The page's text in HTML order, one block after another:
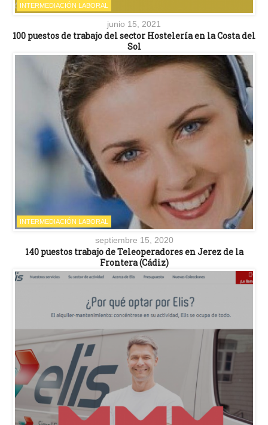
INTERMEDIACIÓN LABORAL
junio 15, 2021
100 puestos de trabajo del sector Hostelería en la Costa del
Sol
INTERMEDIACIÓN LABORAL
septiembre 15, 2020
140 puestos trabajo de Teleoperadores en Jerez de la
Frontera (Cádiz)